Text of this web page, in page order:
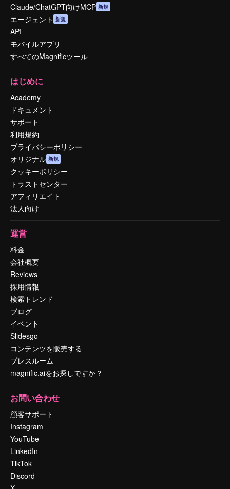
Claude/ChatGPT向けMCP 新規
エージェント 新規
API
モバイルアプリ
すべてのMagnificツール
はじめに
Academy
ドキュメント
サポート
利用規約
プライバシーポリシー
オリジナル 新規
クッキーポリシー
トラストセンター
アフィリエイト
法人向け
運営
料金
会社概要
Reviews
採用情報
検索トレンド
ブログ
イベント
Slidesgo
コンテンツを販売する
プレスルーム
magnific.aiをお探しですか？
お問い合わせ
顧客サポート
Instagram
YouTube
LinkedIn
TikTok
Discord